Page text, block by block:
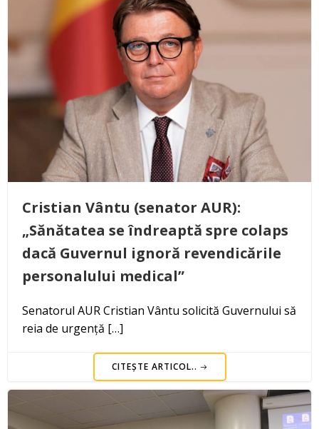
Cristian Vântu (senator AUR):
„Sănătatea se îndreaptă spre colaps
dacă Guvernul ignoră revendicările
personalului medical”
Senatorul AUR Cristian Vântu solicită Guvernului să
reia de urgență […]
CITEȘTE ARTICOL..